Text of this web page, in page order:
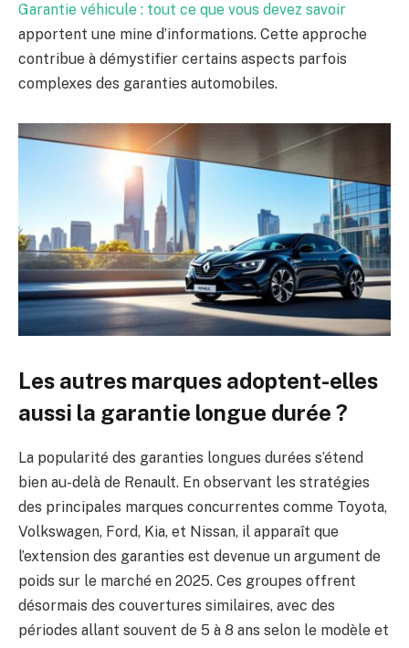
Garantie véhicule : tout ce que vous devez savoir
apportent une mine d’informations. Cette approche
contribue à démystifier certains aspects parfois
complexes des garanties automobiles.
Les autres marques adoptent-elles
aussi la garantie longue durée ?
La popularité des garanties longues durées s’étend
bien au-delà de Renault. En observant les stratégies
des principales marques concurrentes comme Toyota,
Volkswagen, Ford, Kia, et Nissan, il apparaît que
l’extension des garanties est devenue un argument de
poids sur le marché en 2025. Ces groupes offrent
désormais des couvertures similaires, avec des
périodes allant souvent de 5 à 8 ans selon le modèle et